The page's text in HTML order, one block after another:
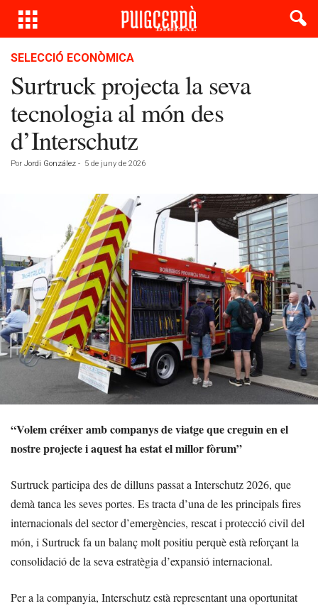
SELECCIÓ ECONÒMICA
Surtruck projecta la seva
tecnologia al món des
d’Interschutz
Por Jordi González - 5 de juny de 2026
“Volem créixer amb companys de viatge que creguin en el
nostre projecte i aquest ha estat el millor fòrum”
Surtruck participa des de dilluns passat a Interschutz 2026, que
demà tanca les seves portes. Es tracta d’una de les principals fires
internacionals del sector d’emergències, rescat i protecció civil del
món, i Surtruck fa un balanç molt positiu perquè està reforçant la
consolidació de la seva estratègia d’expansió internacional.
Per a la companyia, Interschutz està representant una oportunitat